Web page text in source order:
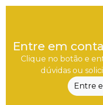
Entre em
Clique no botão e
dúvidas ou
Entre